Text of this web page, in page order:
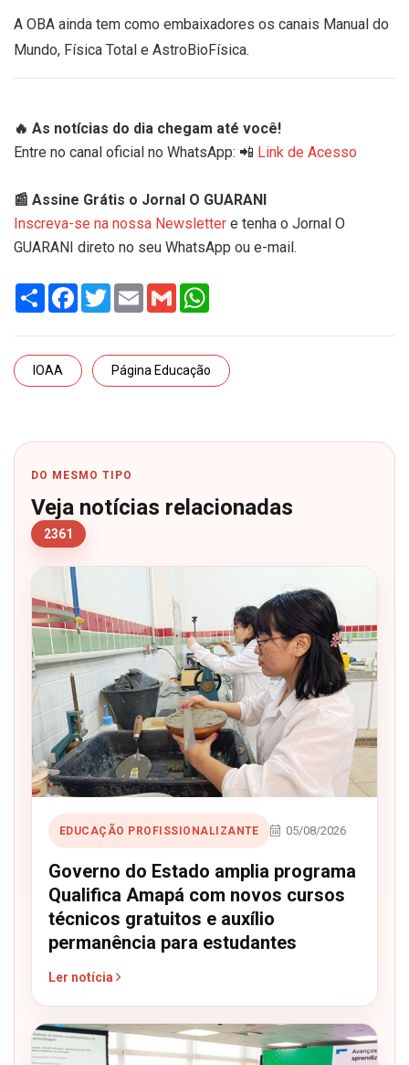
A OBA ainda tem como embaixadores os canais Manual do
Mundo, Física Total e AstroBioFísica.
🔥 As notícias do dia chegam até você!
Entre no canal oficial no WhatsApp: 📲 Link de Acesso
📰 Assine Grátis o Jornal O GUARANI
Inscreva-se na nossa Newsletter e tenha o Jornal O
GUARANI direto no seu WhatsApp ou e-mail.
Share Facebook
TwitterEmail Gmail
IOAA Página Educação
DO MESMO TIPO
Veja notícias relacionadas
2361
EDUCAÇÃO PROFISSIONALIZANTE 05/08/2026
Governo do Estado amplia programa
Qualifica Amapá com novos cursos
técnicos gratuitos e auxílio
permanência para estudantes
Ler notícia